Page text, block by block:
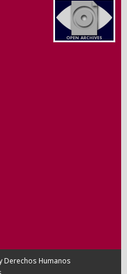
Derechos Humanos